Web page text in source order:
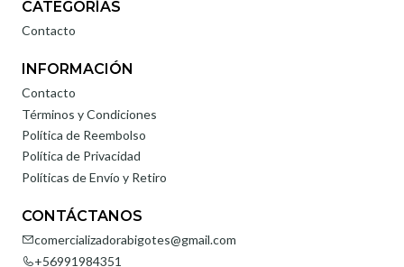
CATEGORÍAS
Contacto
INFORMACIÓN
Contacto
Términos y Condiciones
Política de Reembolso
Política de Privacidad
Políticas de Envío y Retiro
CONTÁCTANOS
comercializadorabigotes@gmail.com
+56991984351